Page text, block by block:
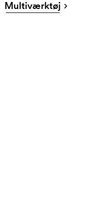
Multiværktøj